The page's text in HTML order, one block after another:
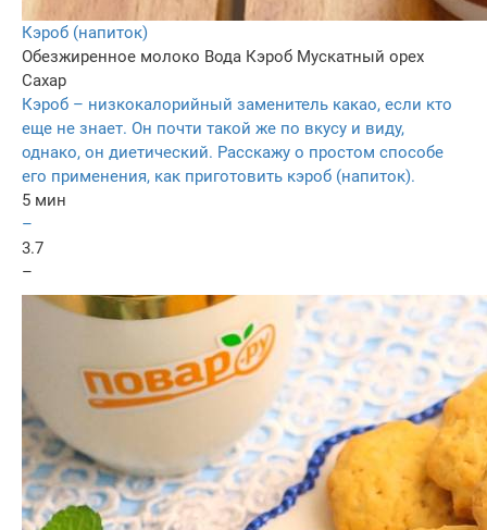
Кэроб (напиток)
Обезжиренное молоко Вода Кэроб Мускатный орех
Сахар
Кэроб – низкокалорийный заменитель какао, если кто
еще не знает. Он почти такой же по вкусу и виду,
однако, он диетический. Расскажу о простом способе
его применения, как приготовить кэроб (напиток).
5 мин
–
3.7
–